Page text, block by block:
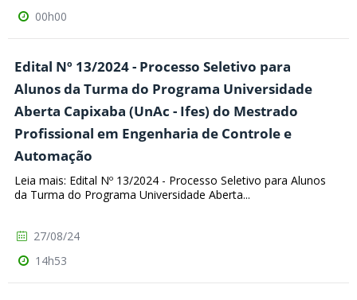
00h00
Edital Nº 13/2024 - Processo Seletivo para
Alunos da Turma do Programa Universidade
Aberta Capixaba (UnAc - Ifes) do Mestrado
Profissional em Engenharia de Controle e
Automação
Leia mais: Edital Nº 13/2024 - Processo Seletivo para Alunos
da Turma do Programa Universidade Aberta...
27/08/24
14h53